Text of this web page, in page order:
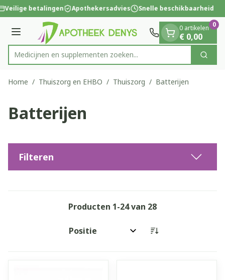
Ga naar de inhoud
1 van 1
Veilige betalingen Apothekersadvies Snelle beschikbaarheid
Menu
Product, merk, categorie...
Medicijnen en supplementen zoeken... Zoek
0 artikelen
€ 0,00
0
Home / Thuiszorg en EHBO / Thuiszorg / Batterijen
Batterijen
Filteren
Producten 1-24van 28
Sorteer op: